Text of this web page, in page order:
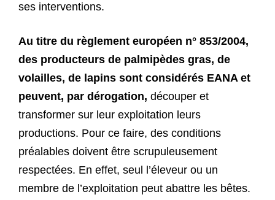
ses interventions.
Au titre du règlement européen n° 853/2004,
des producteurs de palmipèdes gras, de
volailles, de lapins sont considérés EANA et
peuvent, par dérogation, découper et
transformer sur leur exploitation leurs
productions. Pour ce faire, des conditions
préalables doivent être scrupuleusement
respectées. En effet, seul l’éleveur ou un
membre de l’exploitation peut abattre les bêtes.